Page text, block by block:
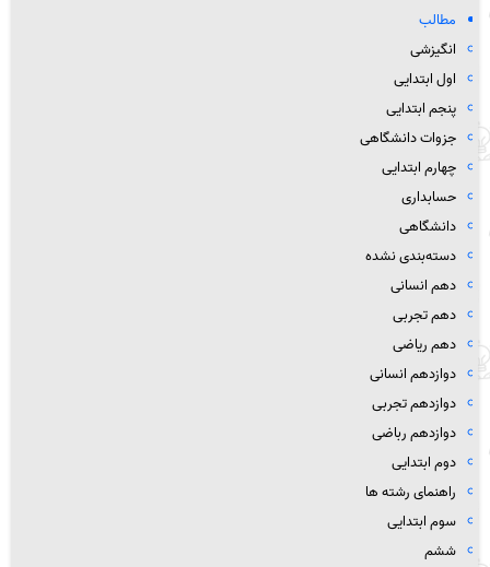
مطالب
انگیزشی
اول ابتدایی
پنجم ابتدایی
جزوات دانشگاهی
چهارم ابتدایی
حسابداری
دانشگاهی
دسته‌بندی نشده
دهم انسانی
دهم تجربی
دهم ریاضی
دوازدهم انسانی
دوازدهم تجربی
دوازدهم رباضی
دوم ابتدایی
راهنمای رشته ها
سوم ابتدایی
ششم